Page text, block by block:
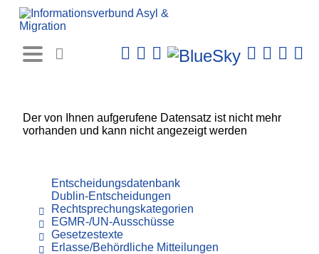
Der von Ihnen aufgerufene Datensatz ist nicht mehr
vorhanden und kann nicht angezeigt werden
Entscheidungsdatenbank
Dublin-Entscheidungen
Rechtsprechungskategorien
EGMR-/UN-Ausschüsse
Gesetzestexte
Erlasse/Behördliche Mitteilungen